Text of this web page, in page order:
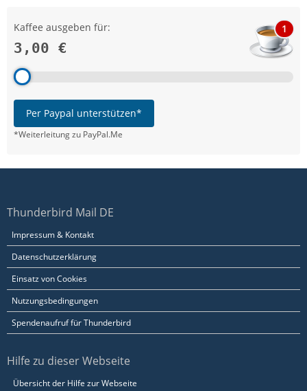
Kaffee ausgeben für:
3,00 €
1
Per Paypal unterstützen*
*Weiterleitung zu PayPal.Me
Thunderbird Mail DE
Impressum & Kontakt
Datenschutzerklärung
Einsatz von Cookies
Nutzungsbedingungen
Spendenaufruf für Thunderbird
Hilfe zu dieser Webseite
Übersicht der Hilfe zur Webseite